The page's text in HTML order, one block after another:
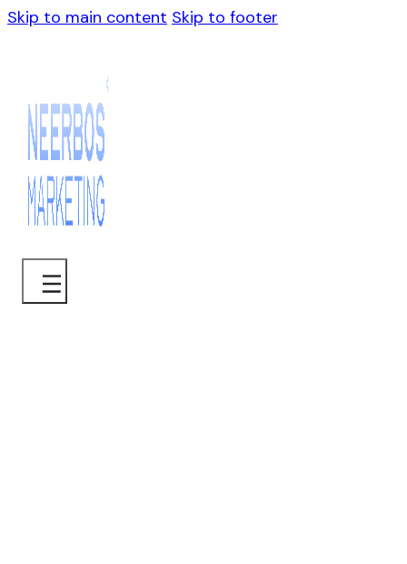
Skip to main content Skip to footer